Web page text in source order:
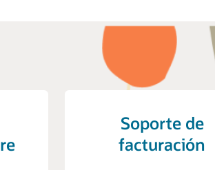
la revisión y conciliación.
reduce posibles confusiones y rastreo
con sus pedidos
Soporte de
facturación